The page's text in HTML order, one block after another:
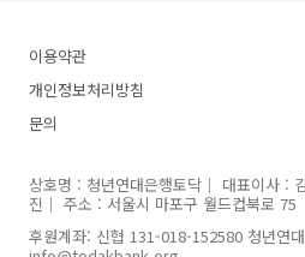
이용약관
개인정보처리방침
문의
상호명 : 청년연대은행토닥｜ 대표이사 :
진｜ 주소 : 서울시 마포구 월드컵북로 75
후원계좌: 신협 131-018-152580 청년연